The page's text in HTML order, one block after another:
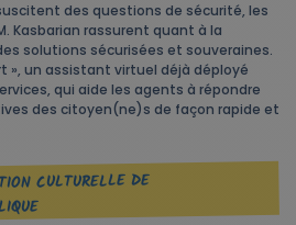
des questions de sécurité, les
Kasbarian rassurent quant à la
solutions sécurisées et souveraines.
», un assistant virtuel déjà déployé
qui aide les agents à répondre
des citoyen(ne)s de façon rapide et
CULTURELLE DE